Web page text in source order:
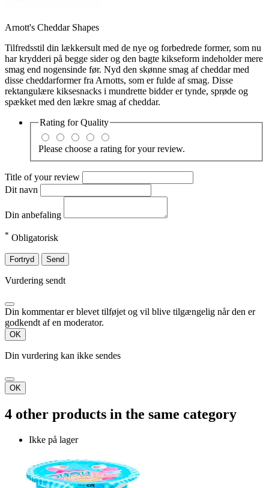
Arnott's Cheddar Shapes
Tilfredsstil din lækkersult med de nye og forbedrede former, som nu
har krydderi på begge sider og den bagte kikseform indeholder mere
smag end nogensinde før. Nyd den skønne smag af cheddar med
disse cheddarformer fra Arnotts, som er fulde af smag. Disse
rektangulære kiksesnacks i mundrette bidder er tynde, sprøde og
spækket med den lækre smag af cheddar.
Rating forQuality
Please choose a rating for your review.
Title of your review
Dit navn
Din anbefaling
* Obligatorisk
Fortryd Send
Vurdering sendt
Din kommentar er blevet tilføjet og vil blive tilgængelig når den er
godkendt af en moderator.
OK
Din vurdering kan ikke sendes
OK
4 other products in the same category
Ikke på lager